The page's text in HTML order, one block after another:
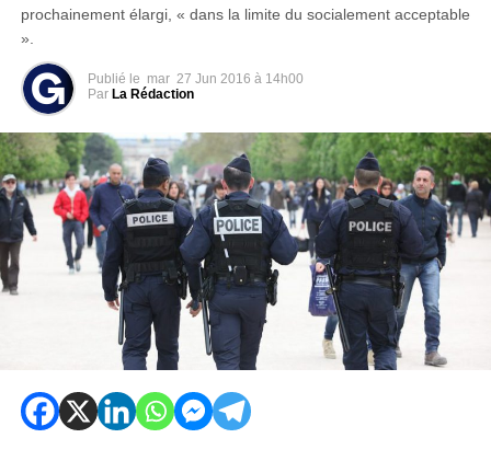
prochainement élargi, « dans la limite du socialement acceptable
».
Publié le mar 27 Jun 2016 à 14h00
Par La Rédaction